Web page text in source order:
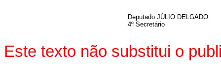
Deputado JÚLIO DELGADO
4º Secretário
Este texto não substitui o